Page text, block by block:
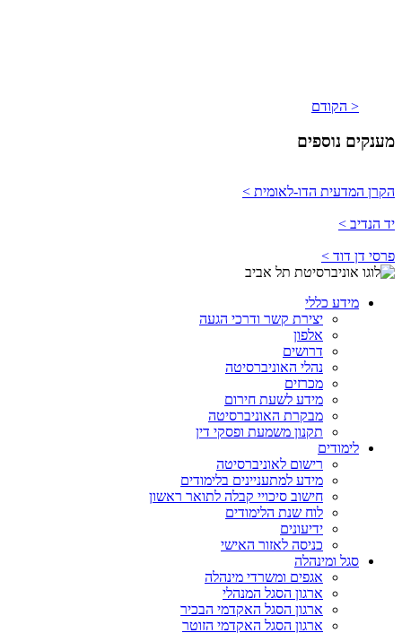
< הקודם
מענקים נוספים
הקרן המדעית הדו-לאומית >
יד הנדיב >
פרסי דן דוד >
מידע כללי
יצירת קשר ודרכי הגעה
אלפון
דרושים
נהלי האוניברסיטה
מכרזים
מידע לשעת חירום
מבקרת האוניברסיטה
תקנון משמעת ופסקי דין
לימודים
רישום לאוניברסיטה
מידע למתעניינים בלימודים
חישוב סיכויי קבלה לתואר ראשון
לוח שנת הלימודים
ידיעונים
כניסה לאזור האישי
סגל ומינהלה
אגפים ומשרדי מינהלה
ארגון הסגל המנהלי
ארגון הסגל האקדמי הבכיר
ארגון הסגל האקדמי הזוטר